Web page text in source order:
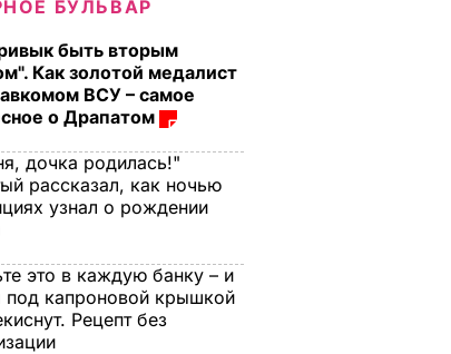
БУЛЬВАР
быть вторым
Как золотой медалист
ВСУ – самое
о Драпатом
дочка родилась!"
рассказал, как ночью
узнал о рождении
это в каждую банку – и
под капроновой крышкой
Рецепт без